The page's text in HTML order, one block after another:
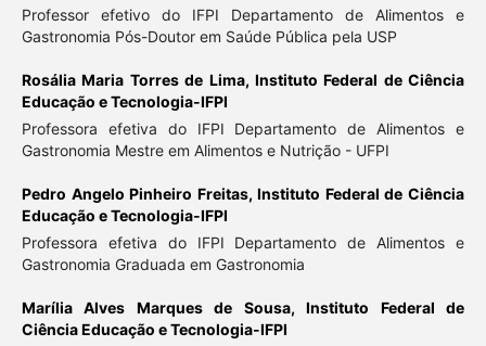
Professor efetivo do IFPI Departamento de Alimentos e
Gastronomia Pós-Doutor em Saúde Pública pela USP
Rosália Maria Torres de Lima, Instituto Federal de Ciência
Educação e Tecnologia-IFPI
Professora efetiva do IFPI Departamento de Alimentos e
Gastronomia Mestre em Alimentos e Nutrição - UFPI
Pedro Angelo Pinheiro Freitas,Instituto Federal de Ciência
Educação e Tecnologia-IFPI
Professora efetiva do IFPI Departamento de Alimentos e
Gastronomia Graduada em Gastronomia
Marília Alves Marques de Sousa,Instituto Federal de
Ciência Educação e Tecnologia-IFPI